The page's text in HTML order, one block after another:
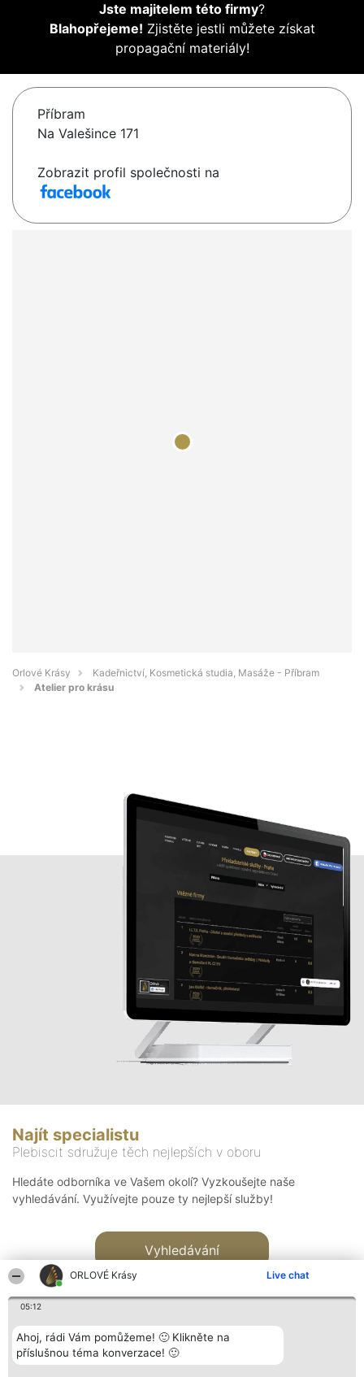
ORLOVÉ Krásy Live chat
05:12
Ahoj, rádi Vám pomůžeme! 🙂 Klikněte na
příslušnou téma konverzace! 🙂
Jste majitelem této firmy?
Blahopřejeme! Zjistěte jestli můžete získat
propagační materiály!
Příbram
Na Valešince 171
Zobrazit profil společnosti na
Orlové Krásy
Kadeřnictví, Kosmetická studia, Masáže - Příbram
Atelier pro krásu
Najít specialistu
Plebiscit sdružuje těch nejlepších v oboru
Hledáte odborníka ve Vašem okolí? Vyzkoušejte naše
vyhledávání. Využívejte pouze ty nejlepší služby!
Vyhledávání